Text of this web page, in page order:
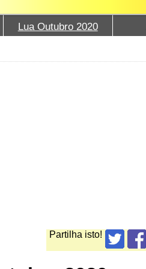
Lua Outubro 2020
Partilha isto!